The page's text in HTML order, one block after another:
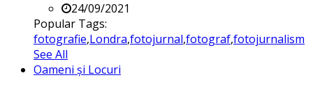
24/09/2021
Popular Tags:
fotografie,Londra,fotojurnal,fotograf,fotojurnalism
See All
Oameni și Locuri